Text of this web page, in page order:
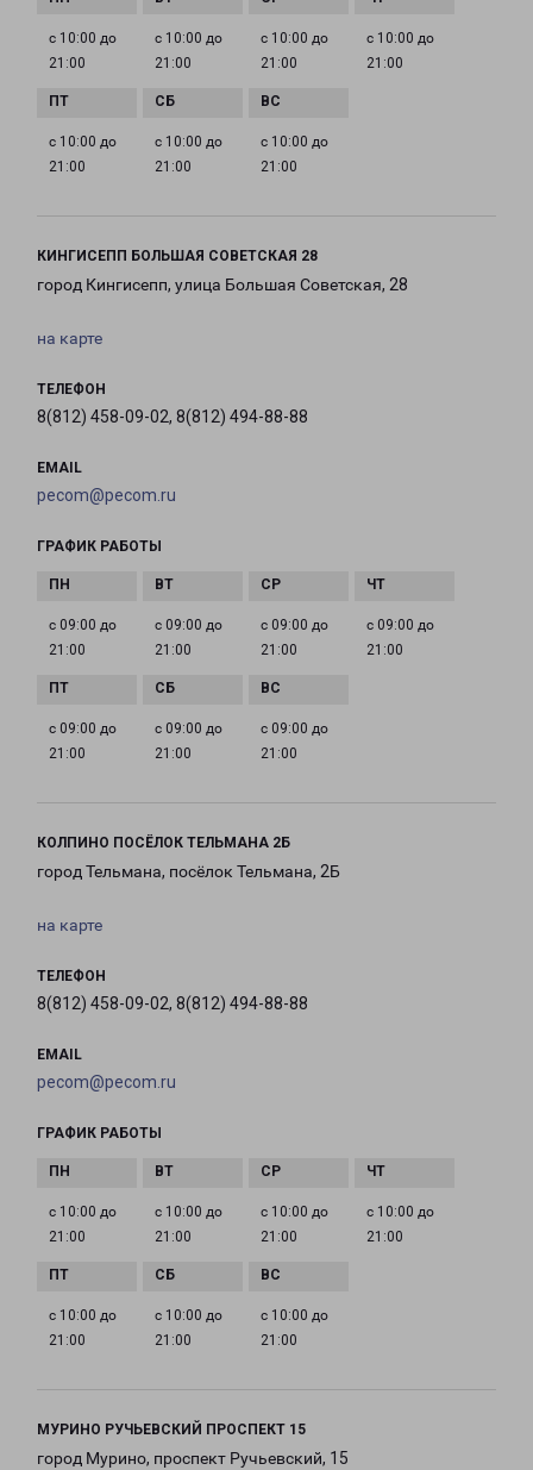
с 10:00 до
21:00
с 10:00 до
21:00
с 10:00 до
21:00
с 10:00 до
21:00
с 10:00 до
21:00
с 10:00 до
21:00
с 10:00 до
21:00
КИНГИСЕПП БОЛЬШАЯ СОВЕТСКАЯ 28
город Кингисепп, улица Большая Советская, 28
на карте
ТЕЛЕФОН
8(812) 458-09-02, 8(812) 494-88-88
EMAIL
pecom@pecom.ru
ГРАФИК РАБОТЫ
с 09:00 до
21:00
с 09:00 до
21:00
с 09:00 до
21:00
с 09:00 до
21:00
с 09:00 до
21:00
с 09:00 до
21:00
с 09:00 до
21:00
КОЛПИНО ПОСЁЛОК ТЕЛЬМАНА 2Б
город Тельмана, посёлок Тельмана, 2Б
на карте
ТЕЛЕФОН
8(812) 458-09-02, 8(812) 494-88-88
EMAIL
pecom@pecom.ru
ГРАФИК РАБОТЫ
с 10:00 до
21:00
с 10:00 до
21:00
с 10:00 до
21:00
с 10:00 до
21:00
с 10:00 до
21:00
с 10:00 до
21:00
с 10:00 до
21:00
МУРИНО РУЧЬЕВСКИЙ ПРОСПЕКТ 15
город Мурино, проспект Ручьевский, 15